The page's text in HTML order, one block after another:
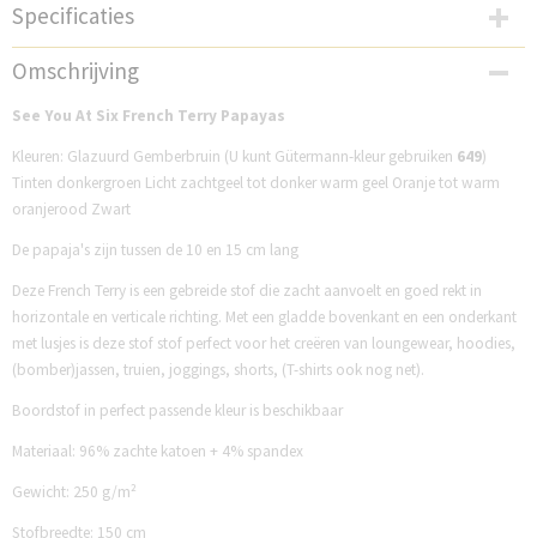
Specificaties
Productcode
SP33F231P
Omschrijving
See You At Six French Terry Papayas
Kleuren: Glazuurd Gemberbruin (U kunt Gütermann-kleur gebruiken 649)
Tinten donkergroen Licht zachtgeel tot donker warm geel Oranje tot warm
oranjerood Zwart
De papaja's zijn tussen de 10 en 15 cm lang
Deze French Terry is een gebreide stof die zacht aanvoelt en goed rekt in
horizontale en verticale richting. Met een gladde bovenkant en een onderkant
met lusjes is deze stof stof perfect voor het creëren van loungewear, hoodies,
(bomber)jassen, truien, joggings, shorts, (T-shirts ook nog net).
Boordstof in perfect passende kleur is beschikbaar
Materiaal: 96% zachte katoen + 4% spandex
Gewicht: 250 g/m²
Stofbreedte: 150 cm